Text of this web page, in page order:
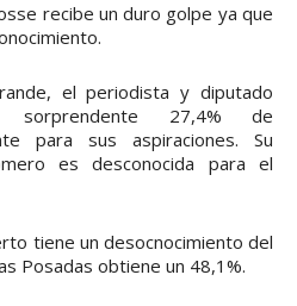
recibe un duro golpe ya que
el periodista y diputado
sorprendente 27,4% de
para sus aspiraciones. Su
es desconocida para el
tiene un desocnocimiento del
Posadas obtiene un 48,1%.